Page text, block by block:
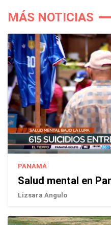
MÁS NOTICIAS
PANAMÁ
Salud mental en
Lizsara Angulo